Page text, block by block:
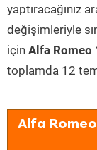
yaptıracağınız
değişimleriyle
için Alfa Romeo
toplamda 12
Alfa